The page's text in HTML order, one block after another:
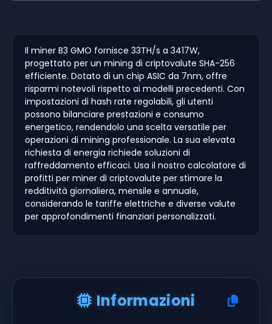
Il miner B3 GMO fornisce 33TH/s a 3417W,
progettato per un mining di criptovalute SHA-256
efficiente. Dotato di un chip ASIC da 7nm, offre
risparmi notevoli rispetto ai modelli precedenti. Con
impostazioni di hash rate regolabili, gli utenti
possono bilanciare prestazioni e consumo
energetico, rendendolo una scelta versatile per
operazioni di mining professionale. La sua elevata
richiesta di energia richiede soluzioni di
raffreddamento efficaci. Usa il nostro calcolatore di
profitti per miner di criptovalute per stimare la
redditività giornaliera, mensile e annuale,
considerando le tariffe elettriche e diverse valute
per approfondimenti finanziari personalizzati.
Informazioni